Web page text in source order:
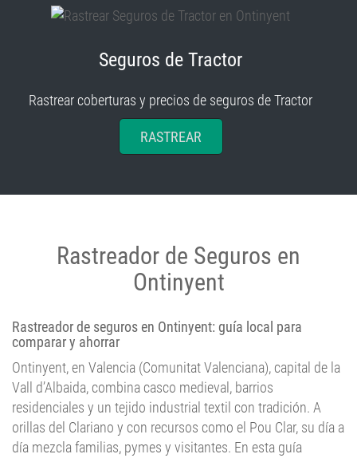
Seguros de Tractor
Rastrear coberturas y precios de seguros de Tractor
RASTREAR
Rastreador de Seguros en
Ontinyent
Rastreador de seguros en Ontinyent: guía local para
comparar y ahorrar
Ontinyent, en Valencia (Comunitat Valenciana), capital de la
Vall d’Albaida, combina casco medieval, barrios
residenciales y un tejido industrial textil con tradición. A
orillas del Clariano y con recursos como el Pou Clar, su día a
día mezcla familias, pymes y visitantes. En esta guía